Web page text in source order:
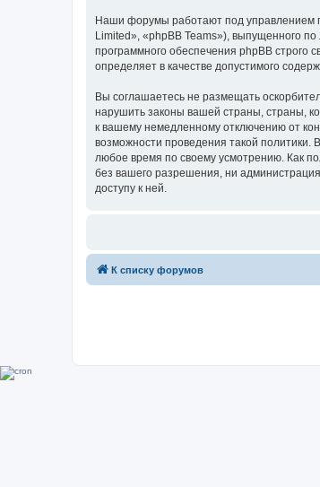
Наши форумы работают под управлением
Limited», «phpBB Teams»), выпущенного по
программного обеспечения phpBB строго
определяет в качестве допустимого
Вы соглашаетесь не размещать
нарушить законы вашей страны, страны,
к вашему немедленному отключению от
возможности проведения такой
любое время по своему усмотрению. Как
без вашего разрешения, ни
доступу к ней.
К списку форумов